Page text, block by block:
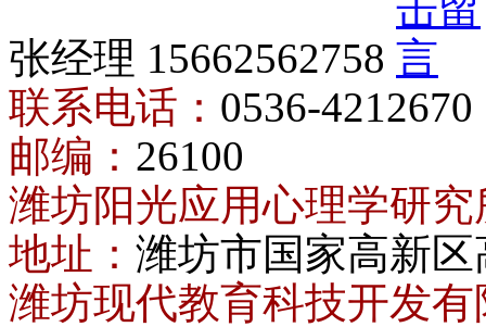
张经理 15662562758
联系电话： 0536-4212670
邮编： 26100
潍坊阳光应用心理学研究
地址： 潍坊市国家高新
潍坊现代教育科技开发有